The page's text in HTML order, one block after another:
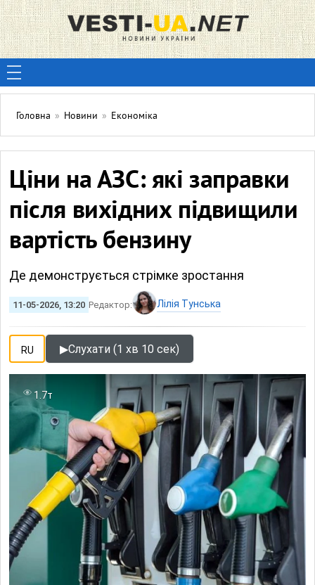
Головна » Новини » Економіка
Ціни на АЗС: які заправки
після вихідних підвищили
вартість бензину
Де демонструється стрімке зростання
11-05-2026, 13:20 Редактор: Лілія Тунська
RU ▶Слухати (1 хв 10 сек)
1.7т